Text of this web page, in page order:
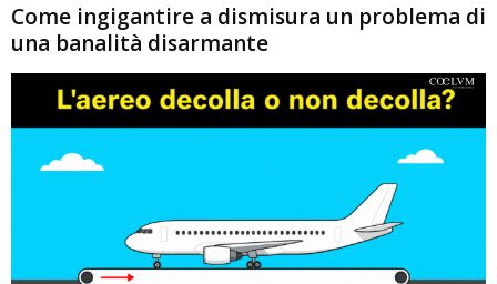
Come ingigantire a dismisura un problema di
una banalità disarmante